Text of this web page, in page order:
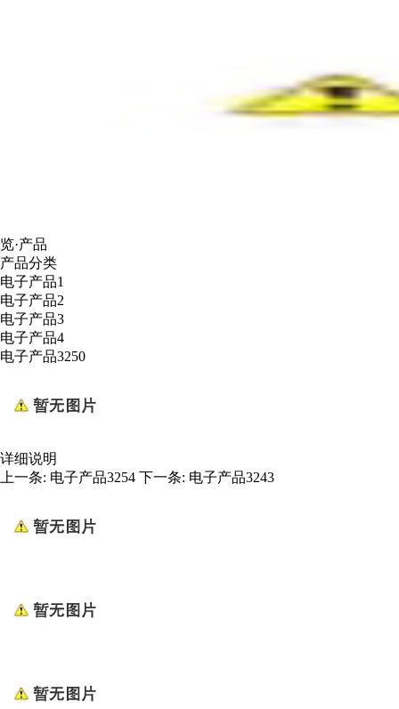
览·产品
产品分类
电子产品1
电子产品2
电子产品3
电子产品4
电子产品3250
详细说明
上一条: 电子产品3254 下一条: 电子产品3243